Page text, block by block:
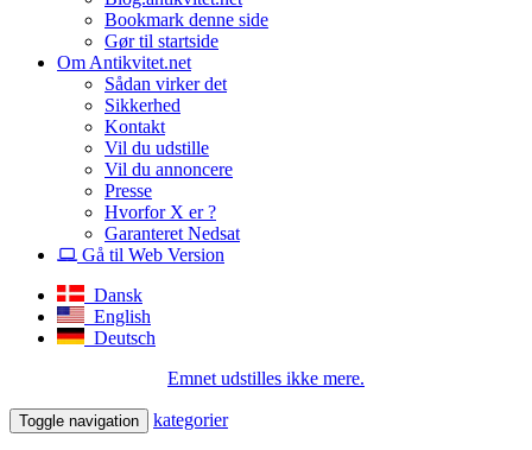
Bookmark denne side
Gør til startside
Om Antikvitet.net
Sådan virker det
Sikkerhed
Kontakt
Vil du udstille
Vil du annoncere
Presse
Hvorfor X er ?
Garanteret Nedsat
Gå til Web Version
Dansk
English
Deutsch
Emnet udstilles ikke mere.
Toggle navigation kategorier